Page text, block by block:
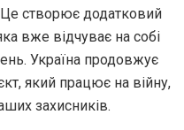
Це створює додатковий
вже відчуває на собі
Україна продовжує
який працює на війну,
захисників.